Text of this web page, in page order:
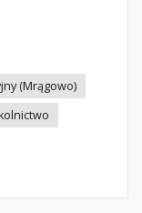
(Mrągowo)